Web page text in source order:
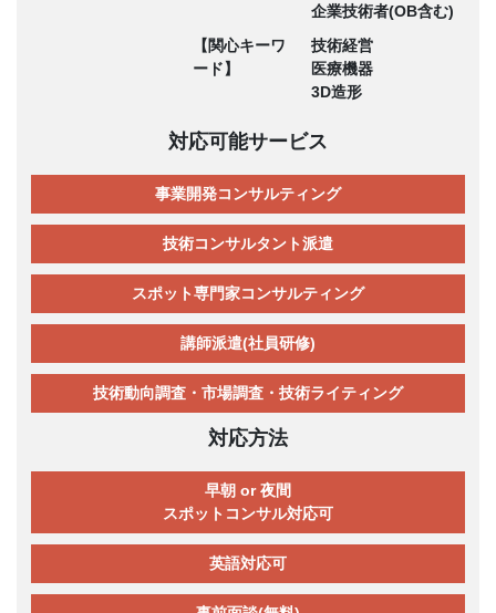
企業技術者(OB含む)
【関心キーワ
ード】
技術経営
医療機器
3D造形
対応可能サービス
事業開発コンサルティング
技術コンサルタント派遣
スポット専門家コンサルティング
講師派遣(社員研修)
技術動向調査・市場調査・技術ライティング
対応方法
早朝 or 夜間
スポットコンサル対応可
英語対応可